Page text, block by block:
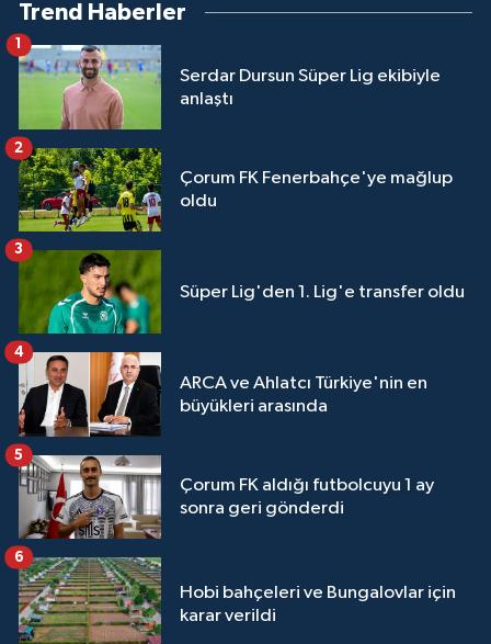
Trend Haberler
Serdar Dursun Süper Lig ekibiyle
anlaştı
Çorum FK Fenerbahçe'ye mağlup
oldu
2
Süper Lig'den 1. Lig'e transfer oldu
3
ARCA ve Ahlatcı Türkiye'nin en
büyükleri arasında
4
Çorum FK aldığı futbolcuyu 1 ay
sonra geri gönderdi
5
Hobi bahçeleri ve Bungalovlar için
karar verildi
6